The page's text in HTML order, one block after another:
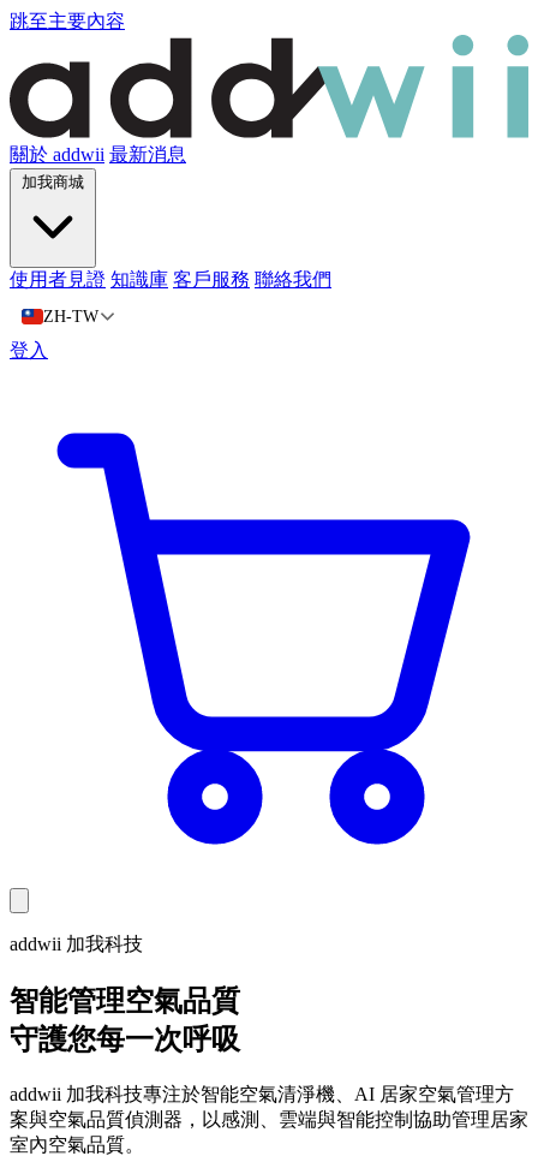
跳至主要內容
關於 addwii 最新消息
加我商城
使用者見證 知識庫 客戶服務 聯絡我們
ZH-TW
登入
addwii 加我科技
智能管理空氣品質
守護您每一次呼吸
addwii 加我科技專注於智能空氣清淨機、AI 居家空氣管理方
案與空氣品質偵測器，以感測、雲端與智能控制協助管理居家
室內空氣品質。